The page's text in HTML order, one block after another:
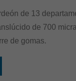
de 13
de 700
de gomas.